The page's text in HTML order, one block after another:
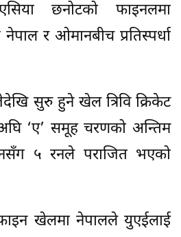
छनोटको फाइनलमा
र ओमानबीच प्रतिस्पर्धा
सुरु हुने खेल त्रिवि क्रिकेट
‘ए’ समूह चरणको अन्तिम
५ रनले पराजित भएको
खेलमा नेपालले युएईलाई